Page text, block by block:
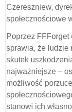
Czereszniew,
społecznościowe
Poprzez
sprawia, że ludzie
skutek
najważniejsze –
możliwość
stanowi ich